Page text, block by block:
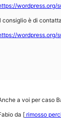
consiglio è di
wordpress.org/
a voi per caso
da [ rimosso